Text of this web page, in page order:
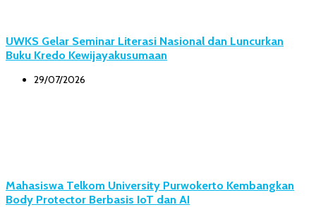
UWKS Gelar Seminar Literasi Nasional dan Luncurkan
Buku Kredo Kewijayakusumaan
29/07/2026
Mahasiswa Telkom University Purwokerto Kembangkan
Body Protector Berbasis IoT dan AI